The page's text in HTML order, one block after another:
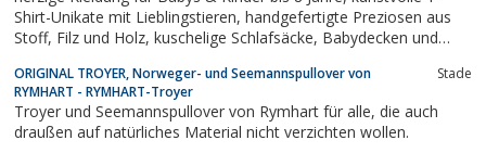
Shirt-Unikate mit Lieblingstieren, handgefertigte Preziosen aus
Stoff, Filz und Holz, kuschelige Schlafsäcke, Babydecken und
ansprechende Mode für werdende & stillende Mütter, feine
Strickwaren...
ORIGINAL TROYER, Norweger- und Seemannspullover von
RYMHART - RYMHART-Troyer
Stade
Troyer und Seemannspullover von Rymhart für alle, die auch
draußen auf natürliches Material nicht verzichten wollen.